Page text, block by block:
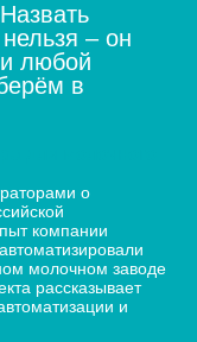
– он
любой
в
о
компании
молочном заводе
рассказывает
и